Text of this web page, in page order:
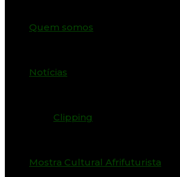
Quem somos
Notícias
Clipping
Mostra Cultural Afrifuturista